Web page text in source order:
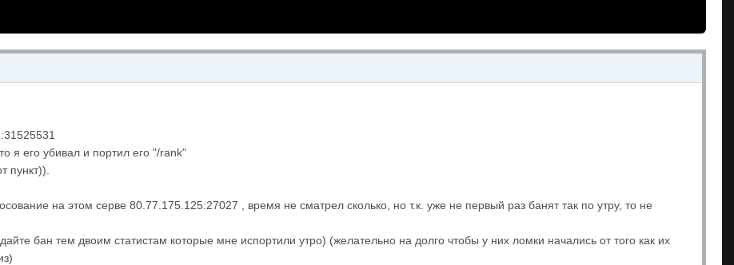
я его убивал и портил его "/rank"
пункт)).
на этом серве 80.77.175.125:27027 , время не сматрел сколько, но т.к. уже не первый раз банят так по утру, то не
бан тем двоим статистам которые мне испортили утро) (желательно на долго чтобы у них ломки начались от того как их